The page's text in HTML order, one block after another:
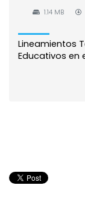
1.14 MB
Lineamientos
Educativos en